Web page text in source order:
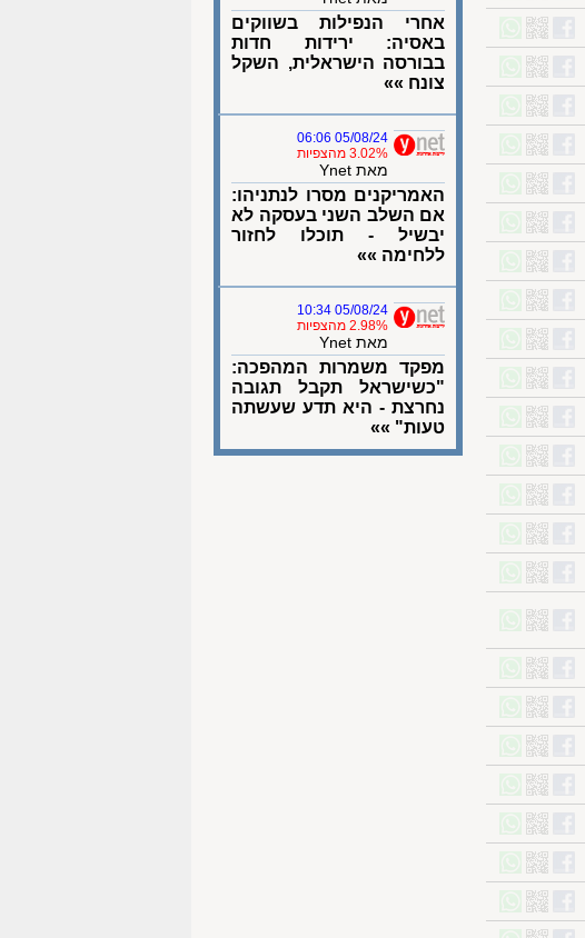
אחרי הנפילות בשווקים
באסיה: ירידות חדות
בבורסה הישראלית, השקל
צונח »»
05/08/24 06:06
3.02% מהצפיות
מאת Ynet
האמריקנים מסרו לנתניהו:
אם השלב השני בעסקה לא
יבשיל - תוכלו לחזור
ללחימה »»
05/08/24 10:34
2.98% מהצפיות
מאת Ynet
מפקד משמרות המהפכה:
"כשישראל תקבל תגובה
נחרצת - היא תדע שעשתה
טעות" »»